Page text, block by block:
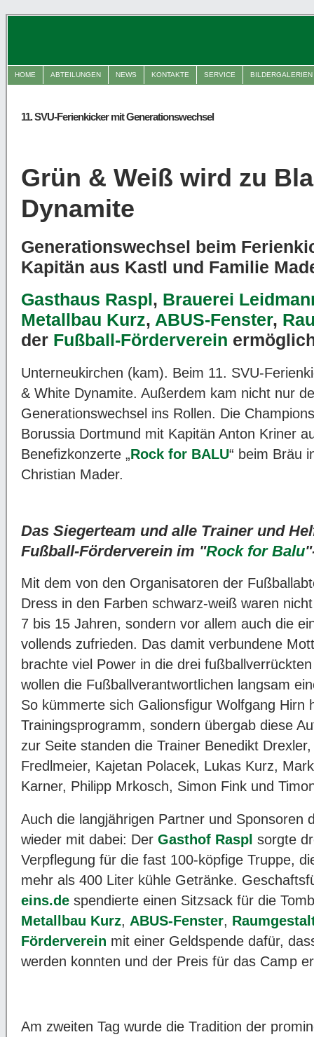
HOME ABTEILUNGEN NEWS KONTAKTE SERVICE BILDERGALERIEN
11. SVU-Ferienkicker mit Generationswechsel
Grün & Weiß wird zu
Dynamite
Generationswechsel beim
Kapitän aus Kastl und Familie
Gasthaus Raspl, Brauerei
Metallbau Kurz, ABUS-Fenster,
der Fußball-Förderverein
Unterneukirchen (kam). Beim 11. SVU-
& White Dynamite. Außerdem kam nicht nur
Generationswechsel ins Rollen. Die
Borussia Dortmund mit Kapitän Anton Kriner
Benefizkonzerte „Rock for BALU“ beim Bräu
Christian Mader.
Das Siegerteam und alle Trainer und
Fußball-Förderverein im "Rock for Balu
Mit dem von den Organisatoren der
Dress in den Farben schwarz-weiß waren
7 bis 15 Jahren, sondern vor allem auch die
vollends zufrieden. Das damit verbundene
brachte viel Power in die drei
wollen die Fußballverantwortlichen langsam
So kümmerte sich Galionsfigur Wolfgang Hirn
Trainingsprogramm, sondern übergab diese
zur Seite standen die Trainer Benedikt
Fredlmeier, Kajetan Polacek, Lukas Kurz,
Karner, Philipp Mrkosch, Simon Fink und
Auch die langjährigen Partner und Sponsoren
wieder mit dabei: Der Gasthof Raspl sorgte
Verpflegung für die fast 100-köpfige Truppe,
mehr als 400 Liter kühle Getränke.
eins.de spendierte einen Sitzsack für die
Metallbau Kurz, ABUS-Fenster,
Förderverein mit einer Geldspende dafür,
werden konnten und der Preis für das Camp
Am zweiten Tag wurde die Tradition der